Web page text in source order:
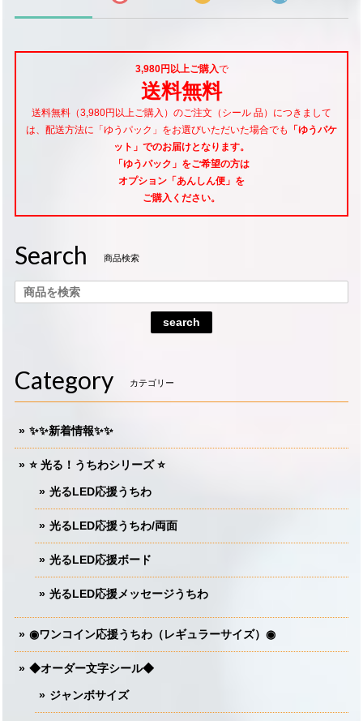
3,980円以上ご購入で
送料無料
送料無料（3,980円以上ご購入）のご注文（シール 品）につきまして
は、配送方法に「ゆうパック」をお選びいただいた場合でも
「ゆうパケ
ット」でのお届けとなります。
「ゆうパック」をご希望の方は
オプション「あんしん便」 を
ご購入ください。
Search 商品検索
search
Category カテゴリー
✨✨新着情報✨✨
⭐️ 光る！うちわシリーズ ⭐️
光るLED応援うちわ
光るLED応援うちわ/両面
光るLED応援ボード
光るLED応援メッセージうちわ
◉ワンコイン応援うちわ（レギュラーサイズ）◉
◆オーダー文字シール◆
ジャンボサイズ